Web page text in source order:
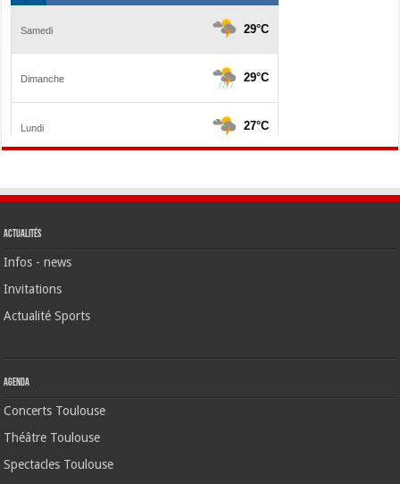
Actualités
Infos - news
Invitations
Actualité Sports
Agenda
Concerts Toulouse
Théâtre Toulouse
Spectacles Toulouse